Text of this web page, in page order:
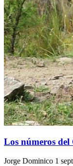
Los números
Jorge Dominico 1